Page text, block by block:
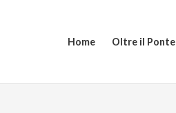
Home Oltre il Ponte